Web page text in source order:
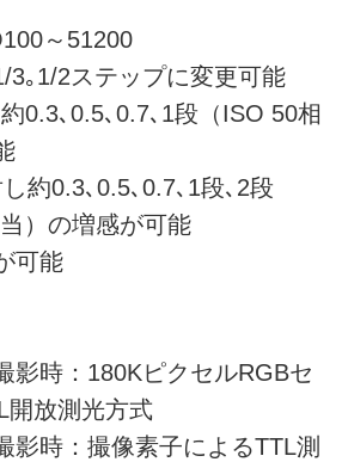
～51200
｡1/2ステップに変更可能
0.3､0.5､0.7､1段（ISO 50相
約0.3､0.5､0.7､1段､2段
）の増感が可能
可能
時：180KピクセルRGBセ
開放測光方式
時：撮像素子によるTTL測